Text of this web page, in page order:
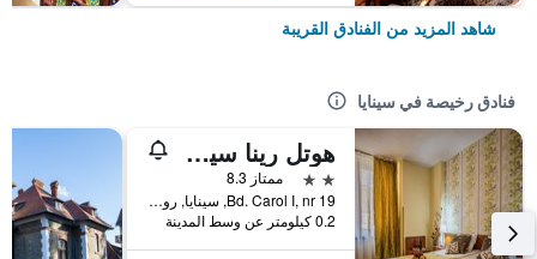
شاهد المزيد من الفنادق القريبة
فنادق رخيصة في سينايا
هوتل رينا سيربول
2 نجمتين
ممتاز 8.3
Bd. Carol I, nr 19, سينايا, رومانيا
0.2 كيلومتر عن وسط المدينة